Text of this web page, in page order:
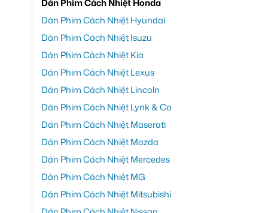
Dán Phim Cách Nhiệt Honda
Dán Phim Cách Nhiệt Hyundai
Dán Phim Cách Nhiệt Isuzu
Dán Phim Cách Nhiệt Kia
Dán Phim Cách Nhiệt Lexus
Dán Phim Cách Nhiệt Lincoln
Dán Phim Cách Nhiệt Lynk & Co
Dán Phim Cách Nhiệt Maserati
Dán Phim Cách Nhiệt Mazda
Dán Phim Cách Nhiệt Mercedes
Dán Phim Cách Nhiệt MG
Dán Phim Cách Nhiệt Mitsubishi